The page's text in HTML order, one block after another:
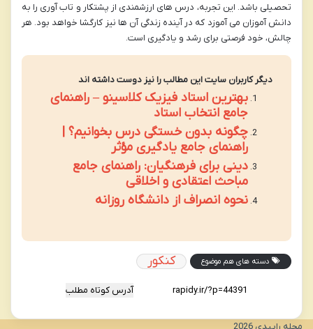
تحصیلی باشد. این تجربه، درس های ارزشمندی از پشتکار و تاب آوری را به
دانش آموزان می آموزد که در آینده زندگی آن ها نیز کارگشا خواهد بود. هر
چالش، خود فرصتی برای رشد و یادگیری است.
دیگر کاربران سایت این مطالب را نیز دوست داشته اند
بهترین استاد فیزیک کلاسینو – راهنمای
جامع انتخاب استاد
چگونه بدون خستگی درس بخوانیم؟ |
راهنمای جامع یادگیری مؤثر
دینی برای فرهنگیان: راهنمای جامع
مباحث اعتقادی و اخلاقی
نحوه انصراف از دانشگاه روزانه
دسته های هم موضوع کنکور
آدرس کوتاه مطلب